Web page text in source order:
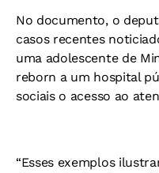
No documento, o
casos recentes
uma adolescente de
reborn a um hospital
sociais o acesso ao
“Esses exemplos